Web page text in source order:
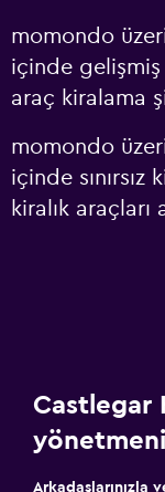
momondo
içinde
araç kiralama
momondo
içinde
kiralık
Castlegar
Arkadaşlarınızla